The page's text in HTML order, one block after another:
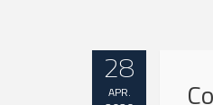
28
APR.